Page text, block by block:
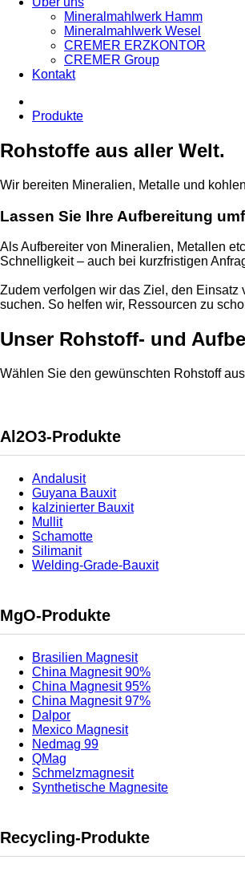
Mineralmahlwerk Hamm
Mineralmahlwerk Wesel
CREMER ERZKONTOR
CREMER Group
Kontakt
Produkte
Rohstoffe aus aller Welt.
Wir bereiten Mineralien, Metalle und
Lassen Sie Ihre Aufbereitung
Als Aufbereiter von Mineralien, Metallen
Schnelligkeit – auch bei kurzfristigen
Zudem verfolgen wir das Ziel, den
suchen. So helfen wir, Ressourcen zu
Unser Rohstoff- und
Wählen Sie den gewünschten Rohstoff
Al2O3-Produkte
Andalusit
Guyana Bauxit
kalzinierter Bauxit
Mullit
Schamotte
Silimanit
Welding-Grade-Bauxit
MgO-Produkte
Brasilien Magnesit
China Magnesit 90%
China Magnesit 95%
China Magnesit 97%
Dalpor
Mexico Magnesit
Nedmag 99
QMag
Schmelzmagnesit
Synthetische Magnesite
Recycling-Produkte